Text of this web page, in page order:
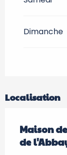
Dimanche
Localisation
Maison
de